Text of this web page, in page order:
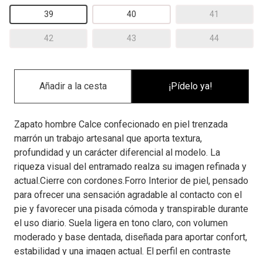
39 40 41
42 43 44
¡Pídelo ya!
Zapato hombre Calce confecionado en piel trenzada
marrón un trabajo artesanal que aporta textura,
profundidad y un carácter diferencial al modelo. La
riqueza visual del entramado realza su imagen refinada y
actual.Cierre con cordones.Forro Interior de piel, pensado
para ofrecer una sensación agradable al contacto con el
pie y favorecer una pisada cómoda y transpirable durante
el uso diario. Suela ligera en tono claro, con volumen
moderado y base dentada, diseñada para aportar confort,
estabilidad y una imagen actual. El perfil en contraste